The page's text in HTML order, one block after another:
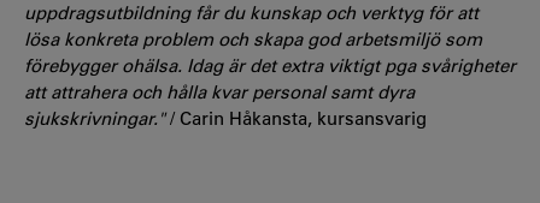
uppdragsutbildning får du kunskap och verktyg för att
lösa konkreta problem och skapa god arbetsmiljö som
förebygger ohälsa. Idag är det extra viktigt pga svårigheter
att attrahera och hålla kvar personal samt dyra
sjukskrivningar."/ Carin Håkansta, kursansvarig